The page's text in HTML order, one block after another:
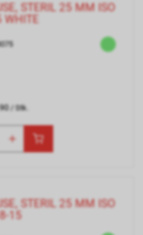
STERIL 25 MM ISO
/ Stk.
STERIL 25 MM ISO
8-15